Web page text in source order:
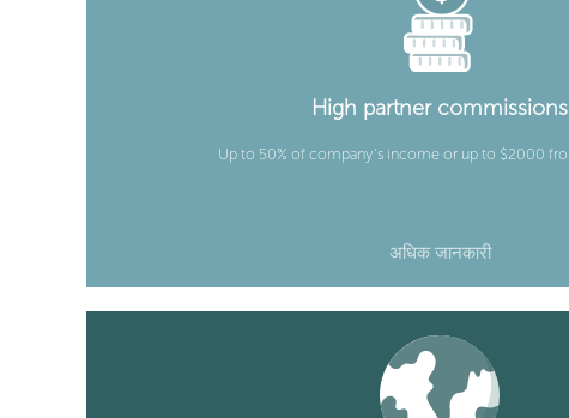
High partner commissions
Up to 50% of company’s income or up to $2000
अधिक जानकारी